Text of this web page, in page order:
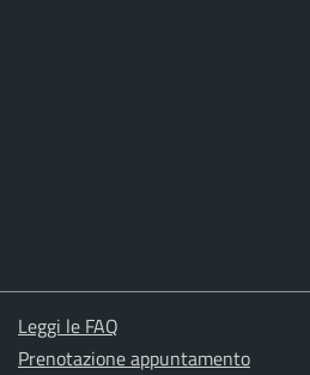
Leggi le FAQ
Prenotazione appuntamento